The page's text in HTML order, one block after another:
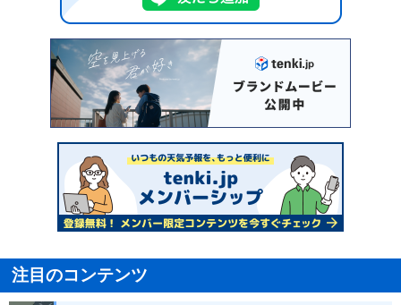
注目のコンテンツ